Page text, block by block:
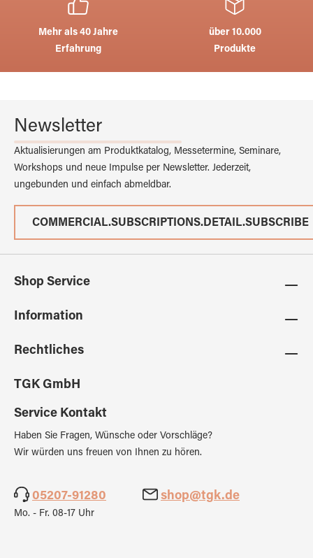
Mehr als 40 Jahre
Erfahrung
über 10.000
Produkte
Newsletter
Aktualisierungen am Produktkatalog, Messetermine, Seminare,
Workshops und neue Impulse per Newsletter. Jederzeit,
ungebunden und einfach abmeldbar.
COMMERCIAL.SUBSCRIPTIONS.DETAIL.SUBSCRIBE
Shop Service
Information
Rechtliches
TGK GmbH
Service Kontakt
Haben Sie Fragen, Wünsche oder Vorschläge?
Wir würden uns freuen von Ihnen zu hören.
05207-91280 shop@tgk.de
Mo. - Fr. 08-17 Uhr